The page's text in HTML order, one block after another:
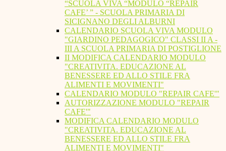
“SCUOLA VIVA “MODULO “REPAIR
CAFE’ ” - SCUOLA PRIMARIA DI
SICIGNANO DEGLI ALBURNI
CALENDARIO SCUOLA VIVA MODULO
"GIARDINO PEDAGOGICO" CLASSI II A -
III A SCUOLA PRIMARIA DI POSTIGLIONE
II MODIFICA CALENDARIO MODULO
"CREATIVITA. EDUCAZIONE AL
BENESSERE ED ALLO STILE FRA
ALIMENTI E MOVIMENTI"
CALENDARIO MODULO "REPAIR CAFE'"
AUTORIZZAZIONE MODULO "REPAIR
CAFE'"
MODIFICA CALENDARIO MODULO
"CREATIVITA. EDUCAZIONE AL
BENESSERE ED ALLO STILE FRA
ALIMENTI E MOVIMENTI"